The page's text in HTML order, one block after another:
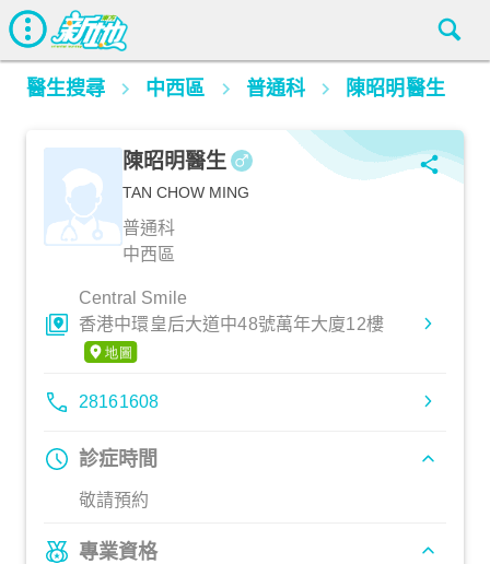
醫生搜尋 中西區 普通科 陳昭明醫生
陳昭明醫生
TAN CHOW MING
普通科
中西區
Central Smile
香港中環皇后大道中48號萬年大廈12樓
28161608
診症時間
敬請預約
專業資格